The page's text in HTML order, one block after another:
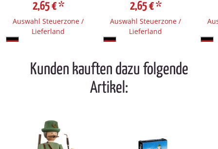
2,65 €*
Auswahl Steuerzone /
Lieferland
2,65 €*
Auswahl Steuerzone /
Lieferland
Kunden kauften dazu folgende
Artikel: